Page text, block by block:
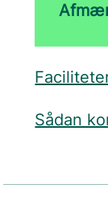
Sådan